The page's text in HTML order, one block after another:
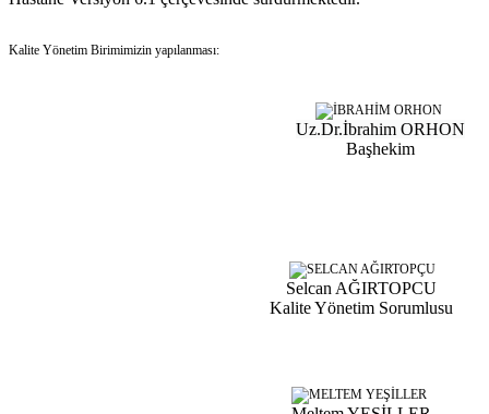
Kalite Yönetim Birimimizin yapılanması:
Uz.Dr.İbrahim ORHON
Başhekim
Selcan AĞIRTOPCU
Kalite Yönetim Sorumlusu